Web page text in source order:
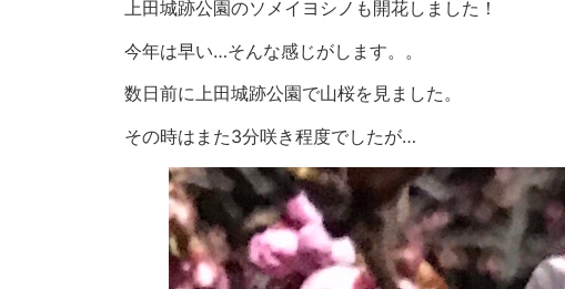
上田城跡公園のソメイヨシノも開花しました！
今年は早い…そんな感じがします。。
数日前に上田城跡公園で山桜を見ました。
その時はまた3分咲き程度でしたが…